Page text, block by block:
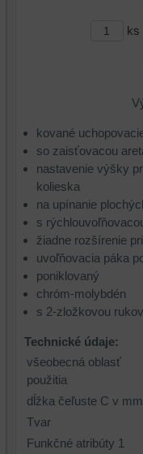
ks
kované
so zaisťovacou
nastavenie výšky
kolieska
na upínanie
s
žiadne rozšírenie
uvoľňovacia páka
poniklovaný
chróm-molybdén
s 2-zložkovou
Technické údaje:
všeobecná oblasť
použitia
dĺžka čeľuste C v mm
Tvar
Funkčné atribúty 1